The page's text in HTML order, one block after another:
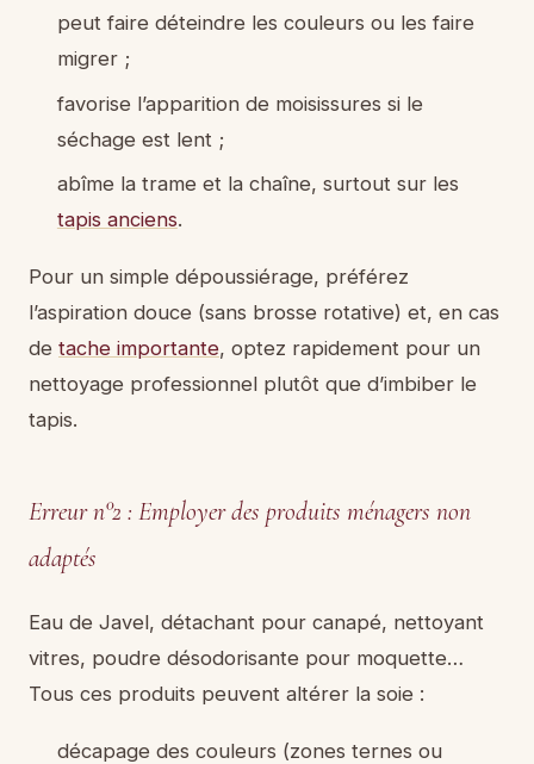
peut faire déteindre les couleurs ou les faire
migrer ;
favorise l’apparition de moisissures si le
séchage est lent ;
abîme la trame et la chaîne, surtout sur les
tapis anciens.
Pour un simple dépoussiérage, préférez
l’aspiration douce (sans brosse rotative) et, en cas
de tache importante, optez rapidement pour un
nettoyage professionnel plutôt que d’imbiber le
tapis.
Erreur n°2 : Employer des produits ménagers non
adaptés
Eau de Javel, détachant pour canapé, nettoyant
vitres, poudre désodorisante pour moquette…
Tous ces produits peuvent altérer la soie :
décapage des couleurs (zones ternes ou